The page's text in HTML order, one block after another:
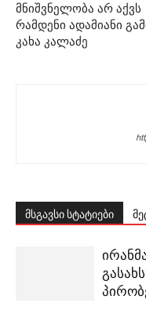
მნიშვნელობა არ აქვს
რამდენი ადამიანი
კახა კალაძე
მსგავსი სტატიები